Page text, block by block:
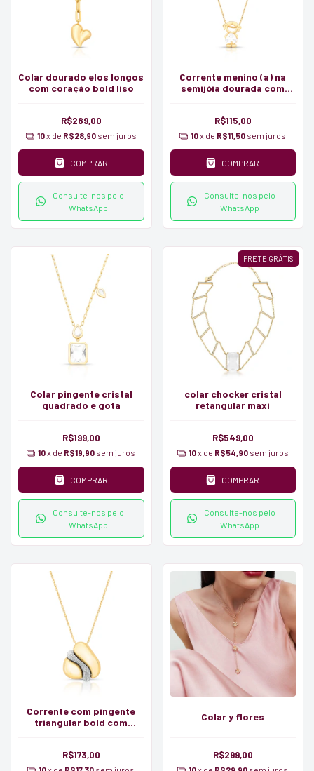
Colar dourado elos longos
com coração bold liso
R$289,00
10x de R$28,90 sem juros
COMPRAR
Consulte-nos pelo
WhatsApp
Corrente menino (a) na
semijóia dourada com
R$115,00
10x de R$11,50 sem juros
COMPRAR
Consulte-nos pelo
WhatsApp
Colar pingente cristal
quadrado e gota
R$199,00
10x de R$19,90 sem juros
COMPRAR
Consulte-nos pelo
WhatsApp
FRETE GRÁTIS
colar chocker cristal
retangular maxi
R$549,00
10x de R$54,90 sem juros
COMPRAR
Consulte-nos pelo
WhatsApp
Corrente com pingente
triangular bold com
R$173,00
Colar y flores
R$299,00